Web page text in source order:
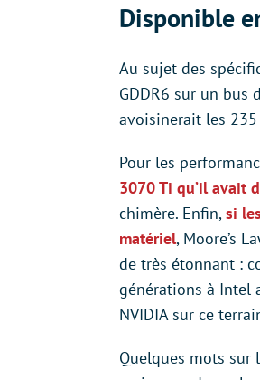
Disponible
Au sujet des
GDDR6 sur un bus
avoisinerait les 235
Pour les
3070 Ti qu’il avait
chimère. Enfin,si
matériel, Moore’s
de très étonnant :
générations à Intel
NVIDIA sur ce
Quelques mots sur